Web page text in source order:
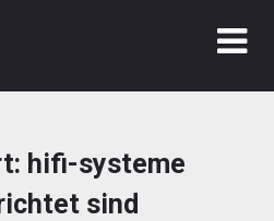
hifi-systeme
sind